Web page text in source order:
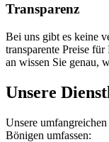
Transparenz
Bei uns gibt es keine
transparente Preise
an wissen Sie genau,
Unsere
Unsere
Bönigen umfassen: